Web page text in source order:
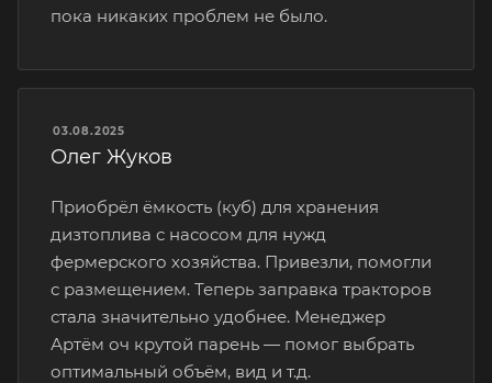
пока никаких проблем не было.
03.08.2025
Олег Жуков
Приобрёл ёмкость (куб) для хранения
дизтоплива с насосом для нужд
фермерского хозяйства. Привезли, помогли
с размещением. Теперь заправка тракторов
стала значительно удобнее. Менеджер
Артём оч крутой парень — помог выбрать
оптимальный объём, вид и т.д.